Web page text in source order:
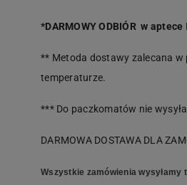
*DARMOWY ODBIÓR w aptece
** Metoda dostawy zalecana
temperaturze.
*** Do paczkomatów nie
DARMOWA DOSTAWA DLA
Wszystkie zamówienia wysyłamy